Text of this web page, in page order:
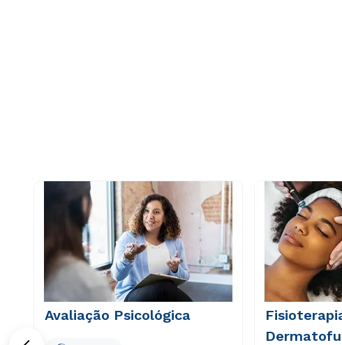
Avaliação Psicológica
7
psicologia
8
biomedicina
º
engenharia
10
engenharia software